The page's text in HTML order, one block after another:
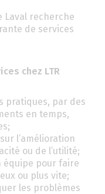
Laval recherche
de services
chez LTR
pratiques, par des
en temps,
l’amélioration
ou de l’utilité;
équipe pour faire
ou plus vite;
les problèmes